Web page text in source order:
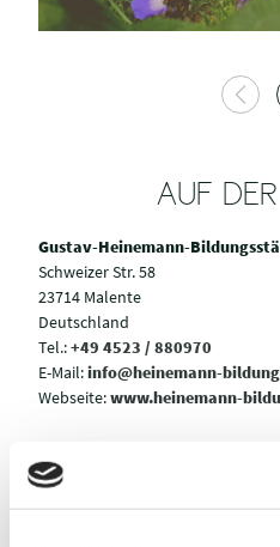
AUF
Gustav-Heinemann-
Schweizer Str. 58
23714 Malente
Deutschland
Tel.:+49 4523 / 880970
E-Mail:info@heinemann-
Webseite:www.heinemann-
Anreise planen